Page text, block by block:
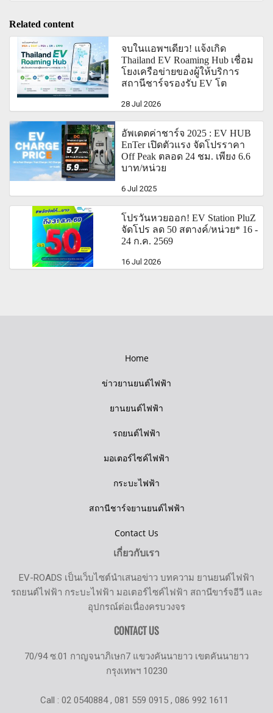
Related content
จบในแอพฯเดียว! แจ้งเกิด
Thailand EV Roaming Hub เชื่อม
โยงเครือข่ายของผู้ให้บริการ
สถานีชาร์จรองรับ EV โต
28 Jul 2026
อัพเดตค่าชาร์จ 2025 : EV HUB
EnTer เปิดตัวแรง จัดโปรราคา
Off Peak ตลอด 24 ชม. เพียง 6.6
บาท/หน่วย
6 Jul 2025
โปรวันหวยออก! EV Station PluZ
จัดโปร ลด 50 สตางค์/หน่วย* 16 -
24 ก.ค. 2569
16 Jul 2026
Home
ข่าวยานยนต์ไฟฟ้า
ยานยนต์ไฟฟ้า
รถยนต์ไฟฟ้า
มอเตอร์ไซค์ไฟฟ้า
กระบะไฟฟ้า
สถานีชาร์จยานยนต์ไฟฟ้า
Contact Us
เกี่ยวกับเรา
EV-ROADS เป็นเว็บไซต์นำเสนอข่าว บทความ ยานยนต์ไฟฟ้า
รถยนต์ไฟฟ้า กระบะไฟฟ้า มอเตอร์ไซค์ไฟฟ้า สถานีขาร์จอีวี และ
อุปกรณ์ต่อเนื่องครบวงจร
CONTACT US
70/94 ซ.01 กาญจนาภิเษก7 แขวงคันนายาว เขตคันนายาว
กรุงเทพฯ 10230
Call : 02 0540884 , 081 559 0915 , 086 992 1611